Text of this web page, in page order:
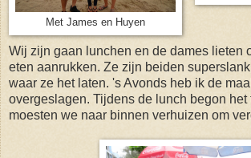
Met James en Huyen
Wij zijn gaan lunchen en de dames lieten
eten aanrukken. Ze zijn beiden
waar ze het laten. 's Avonds heb ik de
overgeslagen. Tijdens de lunch begon het
moesten we naar binnen verhuizen om